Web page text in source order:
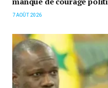
7 AOÛT 2026